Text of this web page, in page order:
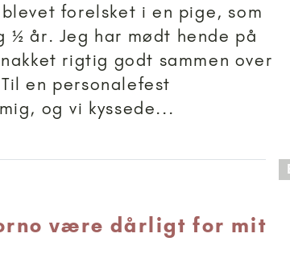
forelsket i en pige, som
½ år. Jeg har mødt hende på
rigtig godt sammen over
en personalefest
og vi kyssede...
være dårligt for mit